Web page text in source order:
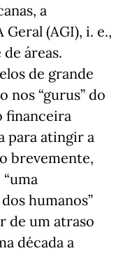
a
(AGI), i. e.,
áreas.
de grande
nos “gurus” do
financeira
para atingir a
brevemente,
humanos”
de um atraso
década a